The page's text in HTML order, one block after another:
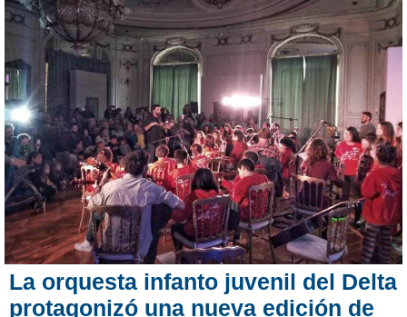
La orquesta infanto juvenil del Delta
protagonizó una nueva edición de